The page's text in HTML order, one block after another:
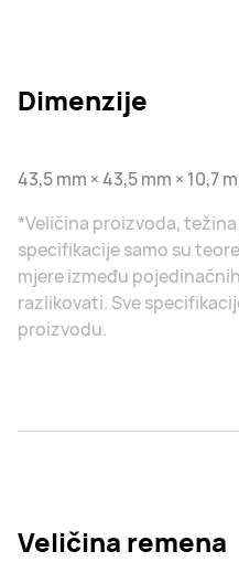
Dimenzije
43,5 mm × 43,5 mm × 10,7
*Veličina proizvoda,
specifikacije samo su
mjere između
razlikovati. Sve
proizvodu.
Veličina remena